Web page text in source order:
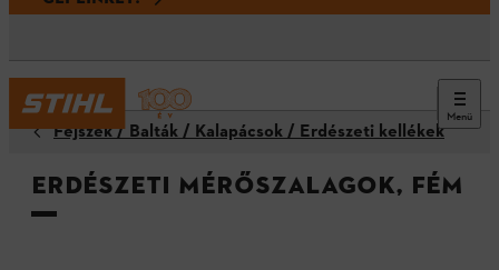
Menü
Fejszék / Balták / Kalapácsok / Erdészeti kellékek
Erdészeti mérőszalagok, fém